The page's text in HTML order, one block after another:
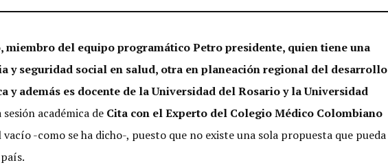
miembro del equipo programático Petro presidente, quien tiene una
y seguridad social en salud, otra en planeación regional del desarrollo
y además es docente de la Universidad del Rosario y la Universidad
académica de Cita con el Experto del Colegio Médico Colombiano
-como se ha dicho-, puesto que no existe una sola propuesta que pueda